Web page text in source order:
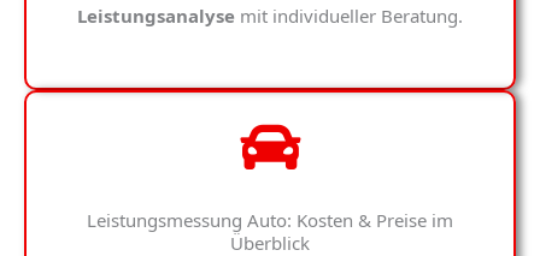
Leistungsanalyse mit individueller Beratung.
Leistungsmessung Auto: Kosten & Preise im
Überblick